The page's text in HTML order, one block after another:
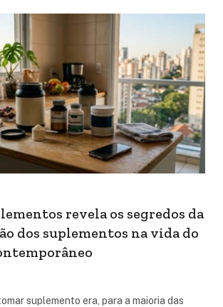
revela os segredos da
dos suplementos na vida do
suplemento era, para a maioria das